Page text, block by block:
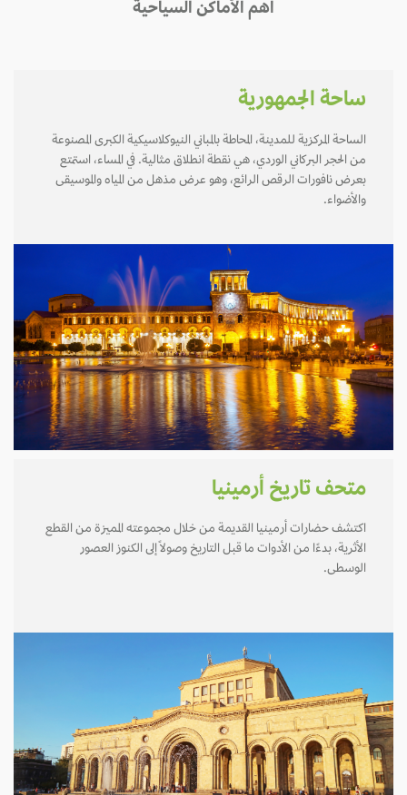
أهم الأماكن السياحية
ساحة الجمهورية
الساحة المركزية للمدينة، المحاطة بالمباني النيوكلاسيكية الكبرى المصنوعة
من الحجر البركاني الوردي، هي نقطة انطلاق مثالية. في المساء، استمتع
بعرض نافورات الرقص الرائع، وهو عرض مذهل من المياه والموسيقى
والأضواء.
متحف تاريخ أرمينيا
اكتشف حضارات أرمينيا القديمة من خلال مجموعته المميزة من القطع
الأثرية، بدءًا من الأدوات ما قبل التاريخ وصولاً إلى الكنوز العصور
الوسطى.